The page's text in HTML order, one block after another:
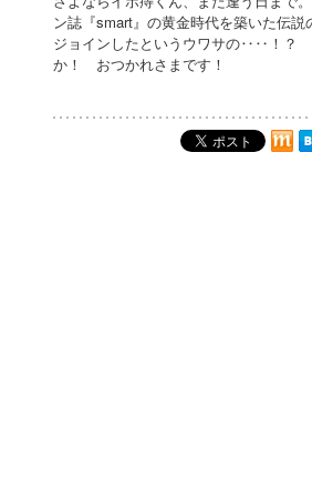
ン誌『smart』の黄金時代を築いた伝
ジョインしたというウワサの‥‥！？
か！ おつかれさまです！